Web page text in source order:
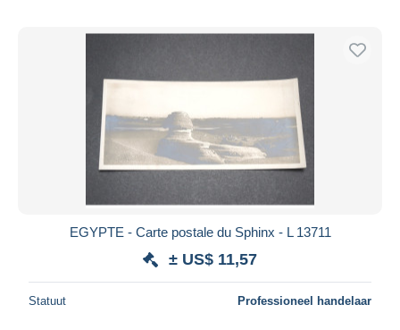
EGYPTE - Carte postale du Sphinx - L 13711
± US$ 11,57
Statuut Professioneel handelaar